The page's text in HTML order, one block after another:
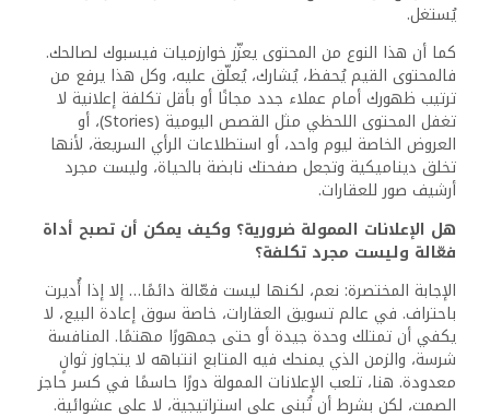
ولا تتوقف عند ترويج منشور عشوائي. استخدم نظام “إدارة
الحملات” (Facebook Ads Manager) لإنشاء حملات احترافية
بأهداف دقيقة، مثل:
حملات التفاعل (Engagement) لجذب
التعليقات والمشاركات.
حملات الرسائل (Messages) لفتح قنوات
التواصل المباشر مع العملاء المحتملين
نحو منصة إلكترونية خاصة بك.
حملات التحويل (Conversions) لقياس من
يذهب من الإعلان إلى طلب معاينة أو حجز
فعلي.
ولا تنسَ واحدة من أقوى الأدوات: إعادة الاستهداف
(Retargeting)، والتي تمكّنك من الظهور مجددًا أمام الأشخاص
الذين تفاعلوا مع منشوراتك أو زاروا موقعك الإلكتروني دون أن
يتخذوا قرار الشراء. هؤلاء هم جمهور “ناضج”، يحتاج فقط إلى
دفعة صغيرة، ويمكن أن يتحوّلوا إلى عملاء بأقل تكلفة إعلانية.